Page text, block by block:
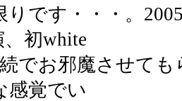
です・・・。
初white
でお邪魔させて
感覚でい